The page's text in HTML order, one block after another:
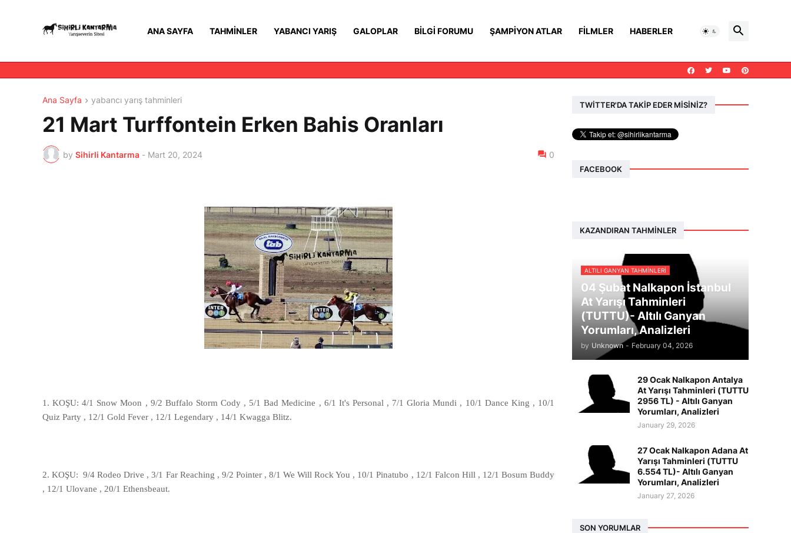
ANA SAYFA TAHMINLER YABANCI YARIŞ GALOPLAR BILGI FORUMU ŞAMPIYON ATLAR FILMLER HABERLER
Ana Sayfa yabancı yarış tahminleri
21 Mart Turffontein Erken Bahis Oranları
by Sihirli Kantarma - Mart 20, 2024 0
1. KOŞU: 4/1 Snow Moon , 9/2 Buffalo Storm Cody , 5/1 Bad Medicine , 6/1 It's Personal , 7/1 Gloria Mundi , 10/1 Dance King , 10/1
Quiz Party , 12/1 Gold Fever , 12/1 Legendary , 14/1 Kwagga Blitz.
2. KOŞU: 9/4 Rodeo Drive , 3/1 Far Reaching , 9/2 Pointer , 8/1 We Will Rock You , 10/1 Pinatubo , 12/1 Falcon Hill , 12/1 Bosum Buddy
, 12/1 Ulovane , 20/1 Ethensbeaut.
TWİTTER'DA TAKİP EDER MİSİNİZ?
FACEBOOK
KAZANDIRAN TAHMINLER
ALTILI GANYAN TAHMINLERI
04 Şubat Nalkapon İstanbul
At Yarışı Tahminleri
(TUTTU)- Altılı Ganyan
Yorumları, Analizleri
by Unknown - February 04, 2026
29 Ocak Nalkapon Antalya
At Yarışı Tahminleri (TUTTU
2956 TL) - Altılı Ganyan
Yorumları, Analizleri
January 29, 2026
27 Ocak Nalkapon Adana At
Yarışı Tahminleri (TUTTU
6.554 TL)- Altılı Ganyan
Yorumları, Analizleri
January 27, 2026
SON YORUMLAR